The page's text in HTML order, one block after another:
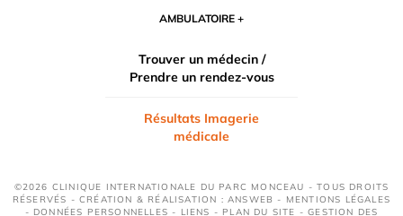
AMBULATOIRE
Trouver un médecin /
Prendre un rendez-vous
Résultats Imagerie
médicale
©2026 CLINIQUE INTERNATIONALE DU PARC MONCEAU - TOUS DROITS
RÉSERVÉS - CRÉATION & RÉALISATION : ANSWEB - MENTIONS LÉGALES
- DONNÉES PERSONNELLES - LIENS - PLAN DU SITE -GESTION DES